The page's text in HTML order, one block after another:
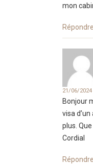
mon
Répondre
21/06/
Bonjour
visa
plus.
Cordial
Répondre